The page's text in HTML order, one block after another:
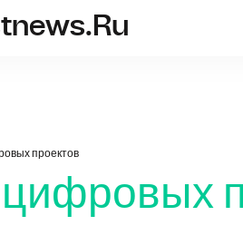
istnews.ru
проектов